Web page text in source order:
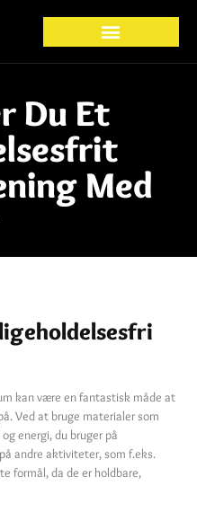
Du Et
Med
kan være en fantastisk måde at
Ved at bruge materialer som
energi, du bruger på
andre aktiviteter, som f.eks.
formål, da de er holdbare,